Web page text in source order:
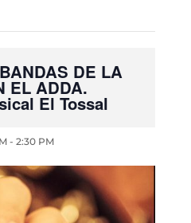
DE LA
EL ADDA.
El Tossal
- 2:30 PM